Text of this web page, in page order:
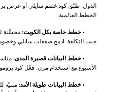
الدول. طبّق كود خصم سايلي أو عرض
الخطط العالمية.
• خطط خاصة بكل الكويت: محسَّنة
حيث التكلفة. ادمج صفقات سايلي
• خطط البيانات قصيرة المدى:
الأسبوع مع استخدام مرن. فعّل كود
• خطط البيانات طويلة الأمد: مبنيّة